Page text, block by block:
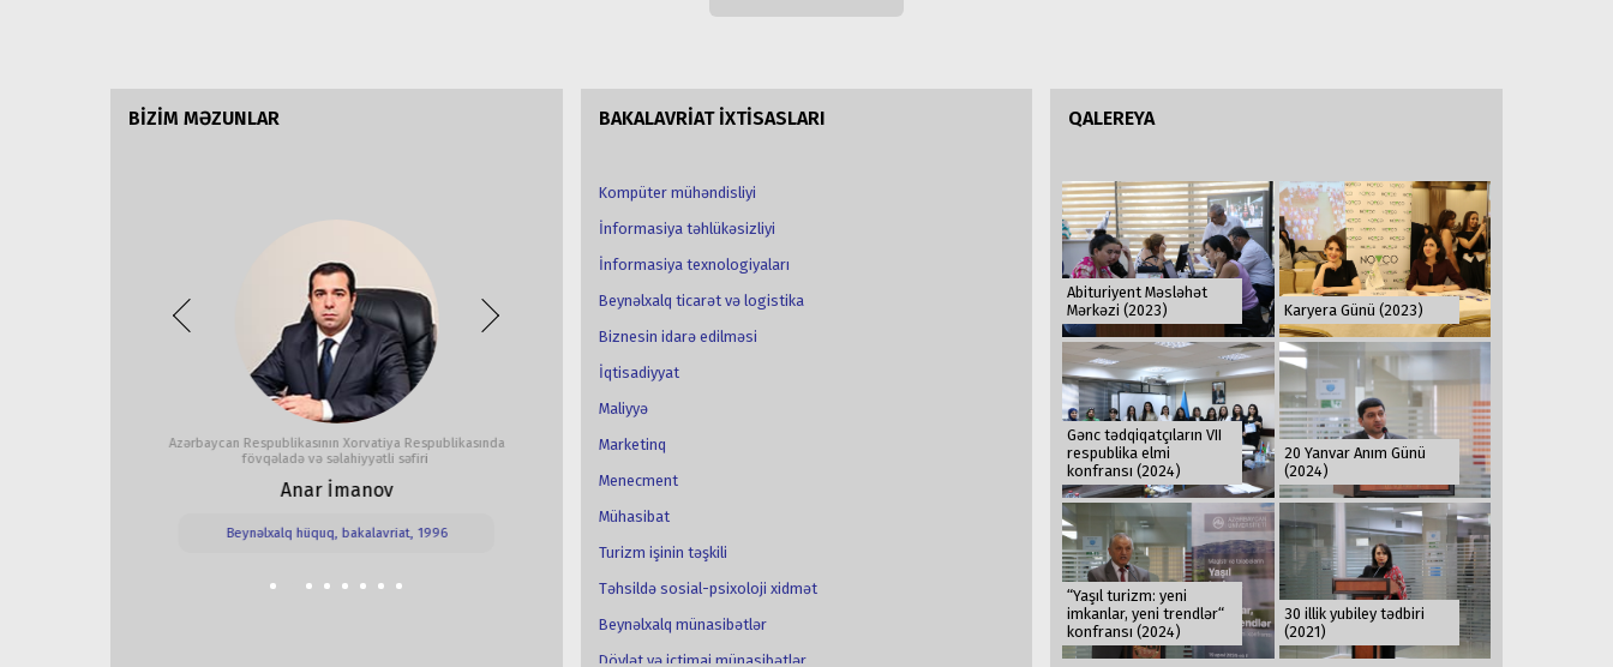
BİZİM MƏZUNLAR
Azərbaycan Respublikasının Xorvatiya Respublikasında
fövqəladə və səlahiyyətli səfiri
Anar İmanov
Beynəlxalq hüquq, bakalavriat, 1996
Neftçala Rayon İcra Hakimiyyətinin başçısı Azərbaycan Respublikası Gənclər və İdman nazirinin müavini
Fərhad Hacıyev
Beynəlxalq münasibətlər, bakalavriat, 1999 --
Beynəlxalq münasibətlər, magistratura, 2001
BAKALAVRİAT İXTİSASLARI
Kompüter mühəndisliyi
İnformasiya təhlükəsizliyi
İnformasiya texnologiyaları
Beynəlxalq ticarət və logistika
Biznesin idarə edilməsi
İqtisadiyyat
Maliyyə
Marketinq
Menecment
Mühasibat
Turizm işinin təşkili
Təhsildə sosial-psixoloji xidmət
Beynəlxalq münasibətlər
Dövlət və ictimai münasibətlər
QALEREYA
Abituriyent Məsləhət
Mərkəzi (2023)
Karyera Günü (2023)
Gənc tədqiqatçıların VII
respublika elmi
konfransı (2024)
20 Yanvar Anım Günü
(2024)
“Yaşıl turizm: yeni
imkanlar, yeni trendlər“
konfransı (2024)
30 illik yubiley tədbiri
(2021)